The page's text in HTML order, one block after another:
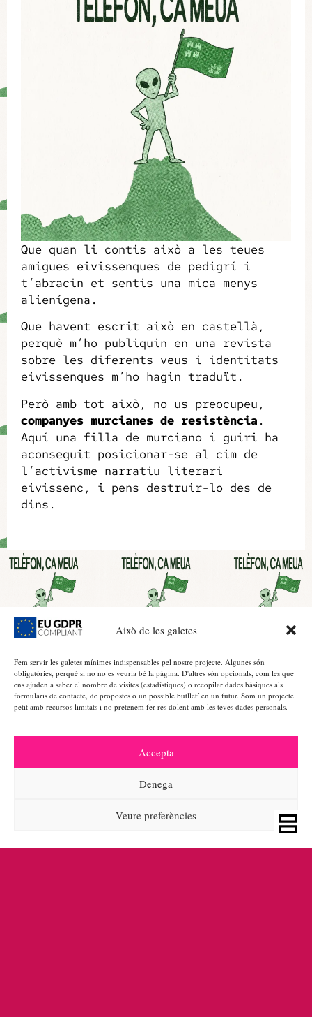
Això de les galetes
Fem servir les galetes mínimes indispensables pel nostre projecte. Algunes són
obligatòries, perquè si no no es veuria bé la pàgina. D'altres són opcionals, com les que
ens ajuden a saber el nombre de visites (estadístiques) o recopilar dades bàsiques als
formularis de contacte, de propostes o un possible butlletí en un futur. Som un projecte
petit amb recursos limitats i no pretenem fer res dolent amb les teves dades personals.
Accepta
Denega
Veure preferències
Que quan li contis això a les teues
amigues eivissenques de pedigrí i
t’abracin et sentis una mica menys
alienígena.
Que havent escrit això en castellà,
perquè m’ho publiquin en una revista
sobre les diferents veus i identitats
eivissenques m’ho hagin traduït.
Però amb tot això, no us preocupeu,
companyes murcianes de resistència .
Aquí una filla de murciano i guiri ha
aconseguit posicionar-se al cim de
l’activisme narratiu literari
eivissenc, i pens destruir-lo des de
dins.